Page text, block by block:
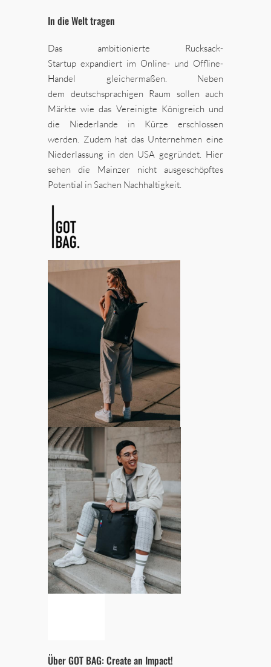
In die Welt tragen
Das ambitionierte Rucksack-
Startup expandiert im Online- und Offline-
Handel gleichermaßen. Neben
dem deutschsprachigen Raum sollen auch
Märkte wie das Vereinigte Königreich und
die Niederlande in Kürze erschlossen
werden. Zudem hat das Unternehmen eine
Niederlassung in den USA gegründet. Hier
sehen die Mainzer nicht ausgeschöpftes
Potential in Sachen Nachhaltigkeit.
Über GOT BAG: Create an Impact!